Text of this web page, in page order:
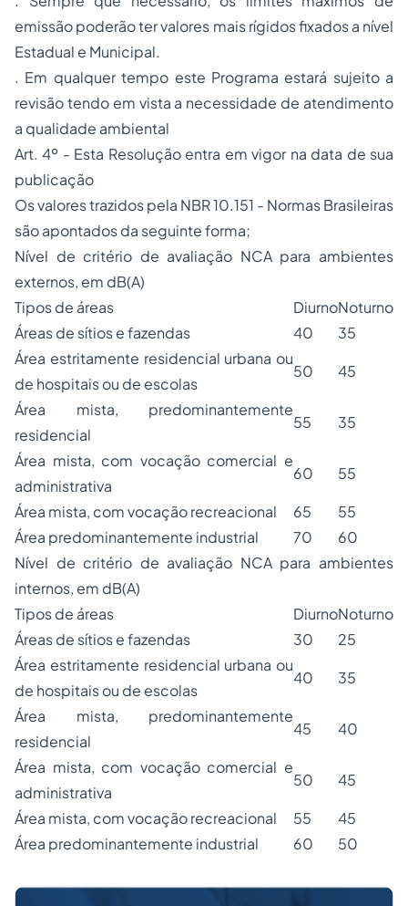
emissão poderão ter valores mais rígidos fixados a nível
Estadual e Municipal.
. Em qualquer tempo este Programa estará sujeito a
revisão tendo em vista a necessidade de atendimento
a qualidade ambiental
Art. 4º - Esta Resolução entra em vigor na data de sua
publicação
Os valores trazidos pela NBR 10.151 - Normas Brasileiras
são apontados da seguinte forma;
Nível de critério de avaliação NCA para ambientes
externos, em dB(A)
Tipos de áreas
DiurnoNoturno
Áreas de sítios e fazendas
40
35
Área estritamente residencial urbana ou
de hospitais ou de escolas
50
45
Área mista, predominantemente
residencial
55
35
Área mista, com vocação comercial e
administrativa
60
55
Área mista, com vocação recreacional
65
55
Área predominantemente industrial
70
60
Nível de critério de avaliação NCA para ambientes
internos, em dB(A)
Tipos de áreas
DiurnoNoturno
Áreas de sítios e fazendas
30
25
Área estritamente residencial urbana ou
de hospitais ou de escolas
40
35
Área mista, predominantemente
residencial
45
40
Área mista, com vocação comercial e
administrativa
50
45
Área mista, com vocação recreacional
55
45
Área predominantemente industrial
60 50